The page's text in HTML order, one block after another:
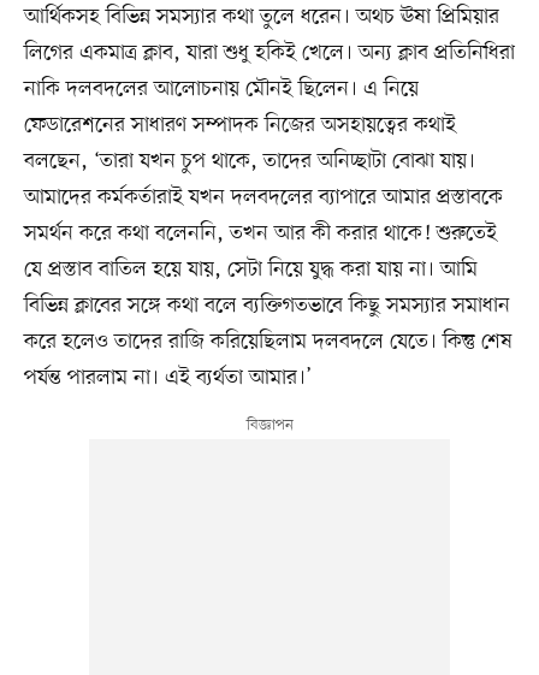
আর্থিকসহ বিভিন্ন সমস্যার কথা তুলে ধরেন। অথচ ঊষা প্রিমিয়ার
লিগের একমাত্র ক্লাব, যারা শুধু হকিই খেলে। অন্য ক্লাব প্রতিনিধিরা
নাকি দলবদলের আলোচনায় মৌনই ছিলেন। এ নিয়ে
ফেডারেশনের সাধারণ সম্পাদক নিজের অসহায়ত্বের কথাই
বলছেন, ‘তারা যখন চুপ থাকে, তাদের অনিচ্ছাটা বোঝা যায়।
আমাদের কর্মকর্তারাই যখন দলবদলের ব্যাপারে আমার প্রস্তাবকে
সমর্থন করে কথা বলেননি, তখন আর কী করার থাকে! শুরুতেই
যে প্রস্তাব বাতিল হয়ে যায়, সেটা নিয়ে যুদ্ধ করা যায় না। আমি
বিভিন্ন ক্লাবের সঙ্গে কথা বলে ব্যক্তিগতভাবে কিছু সমস্যার সমাধান
করে হলেও তাদের রাজি করিয়েছিলাম দলবদলে যেতে। কিন্তু শেষ
পর্যন্ত পারলাম না। এই ব্যর্থতা আমার।’